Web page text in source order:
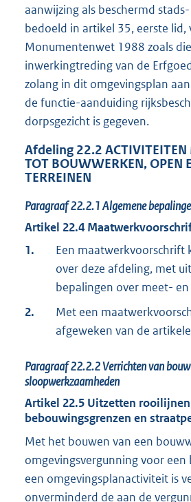
aanwijzing als beschermd
bedoeld in artikel 35, eerste lid,
Monumentenwet 1988 zoals
inwerkingtreding van de
zolang in dit omgevingsplan
de functie-aanduiding
dorpsgezicht is gegeven.
Afdeling 22.2 ACTIVITEITEN
TOT BOUWWERKEN, OPEN
TERREINEN
Paragraaf22.2.1Algemene
Artikel 22.4
1.
Een maatwerkvoorschrift
over deze afdeling, met
bepalingen over meet-
2.
Met een
afgeweken van de
Paragraaf22.2.2Verrichten van
sloopwerkzaamheden
Artikel 22.5 Uitzetten
bebouwingsgrenzen en
Met het bouwen van een
omgevingsvergunning voor
een omgevingsplanactiviteit is
onverminderd de aan de